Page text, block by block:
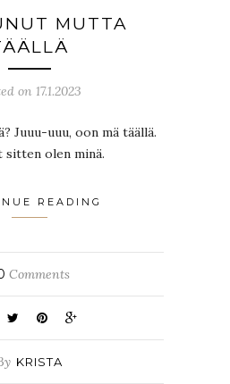
MUTTA
on 17.1.2023
Juuu-uuu, oon mä täällä.
sitten olen minä.
READING
Comments
KRISTA